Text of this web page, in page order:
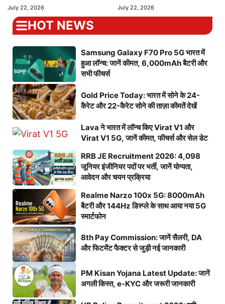
July 22, 2026 July 22, 2026
HOT NEWS
Samsung Galaxy F70 Pro 5G भारत में
हुआ लॉन्च: जानें कीमत, 6,000mAh बैटरी और
सभी फीचर्स
Gold Price Today: भारत में सोने के 24-
कैरेट और 22-कैरेट सोने की ताज़ा कीमतें देखें
Lava ने भारत में लॉन्च किए Virat V1 और
Virat V1 5G, जानें कीमत, फीचर्स और सेल डेट
RRB JE Recruitment 2026: 4,098
जूनियर इंजीनियर पदों पर भर्ती, जानें योग्यता,
आवेदन और चयन प्रक्रिया
Realme Narzo 100x 5G: 8000mAh
बैटरी और 144Hz डिस्प्ले के साथ आया नया 5G
स्मार्टफोन
8th Pay Commission: जानें सैलरी, DA
और फिटमेंट फैक्टर से जुड़ी नई जानकारी
PM Kisan Yojana Latest Update: जानें
अगली किस्त, e-KYC और जरूरी जानकारी